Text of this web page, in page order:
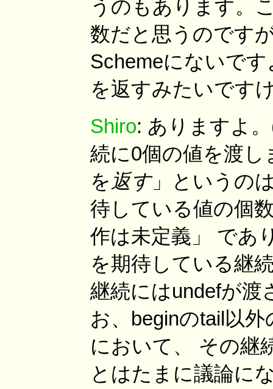
うのもあります。
数だと思うのです
Schemeにないで
を返すみたいです
Shiro: ありますよ
続に0個の値を渡し
を 返す」というの
待している値の個
作は未定義」 であ
を期待している継
継続にはundefが渡
お、beginのtail以
において、 その継
とはたまに議論に